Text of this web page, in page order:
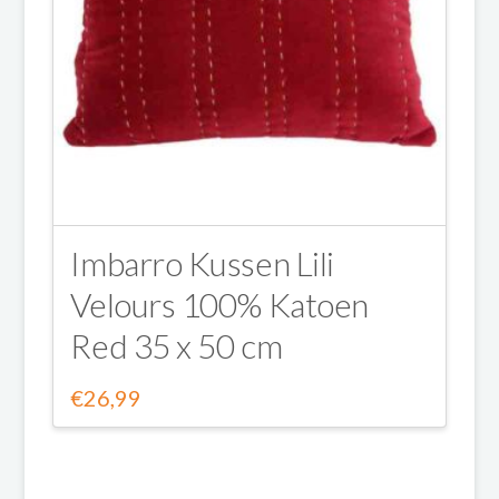
optie
kan
gekozen
de
productpagina
Imbarro Kussen Lili
Velours 100% Katoen
Red 35 x 50 cm
€26,99